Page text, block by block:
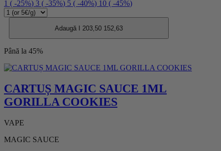
1 ( -25%) 3 ( -35%) 5 ( -40%) 10 ( -45%)
Adaugă I 203,50 152,63
Până la 45%
CARTUȘ MAGIC SAUCE 1ML
GORILLA COOKIES
VAPE
MAGIC SAUCE